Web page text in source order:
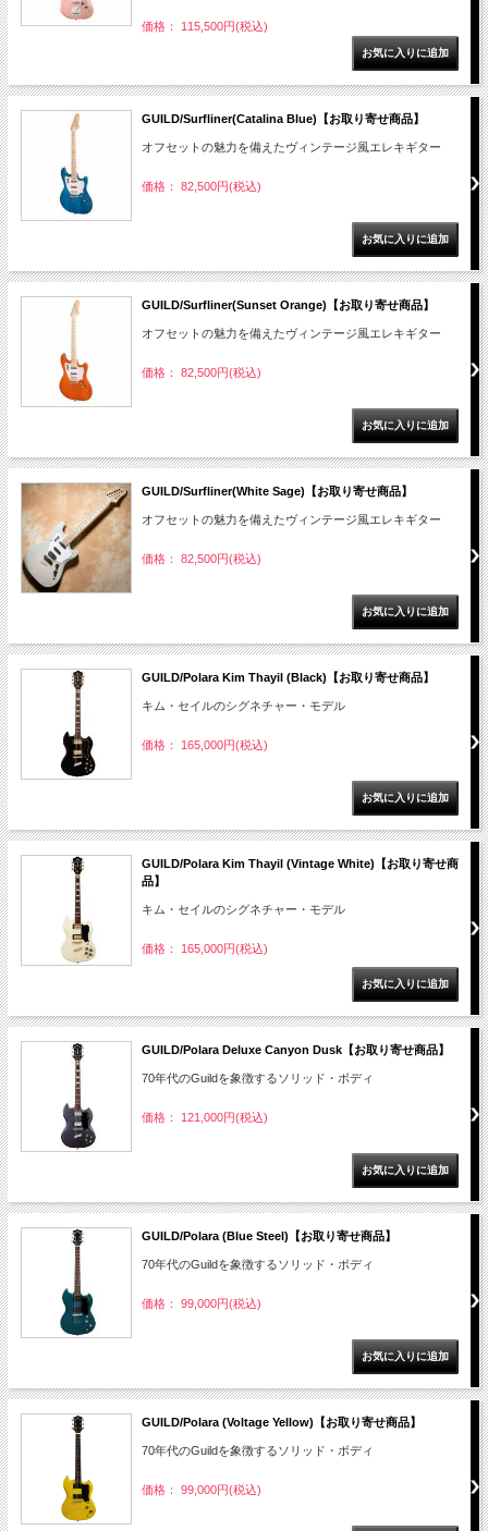
価格： 115,500円(税込)
GUILD/Surfliner(Catalina Blue)【お取り寄せ商品】
オフセットの魅力を備えたヴィンテージ風エレキギター
価格： 82,500円(税込)
GUILD/Surfliner(Sunset Orange)【お取り寄せ商品】
オフセットの魅力を備えたヴィンテージ風エレキギター
価格： 82,500円(税込)
GUILD/Surfliner(White Sage)【お取り寄せ商品】
オフセットの魅力を備えたヴィンテージ風エレキギター
価格： 82,500円(税込)
GUILD/Polara Kim Thayil (Black)【お取り寄せ商品】
キム・セイルのシグネチャー・モデル
価格： 165,000円(税込)
GUILD/Polara Kim Thayil (Vintage White)【お取り寄せ商
品】
キム・セイルのシグネチャー・モデル
価格： 165,000円(税込)
GUILD/Polara Deluxe Canyon Dusk【お取り寄せ商品】
70年代のGuildを象徴するソリッド・ボディ
価格： 121,000円(税込)
GUILD/Polara (Blue Steel)【お取り寄せ商品】
70年代のGuildを象徴するソリッド・ボディ
価格： 99,000円(税込)
GUILD/Polara (Voltage Yellow)【お取り寄せ商品】
70年代のGuildを象徴するソリッド・ボディ
価格： 99,000円(税込)